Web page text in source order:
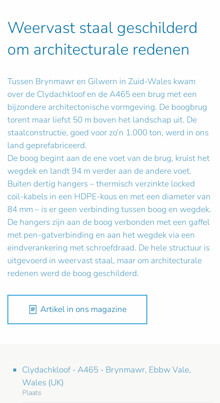
Weervast staal geschilderd
om architecturale redenen
Tussen Brynmawr en Gilwern in Zuid-Wales kwam
over de Clydachkloof en de A465 een brug met een
bijzondere architectonische vormgeving. De boogbrug
torent maar liefst 50 m boven het landschap uit. De
staalconstructie, goed voor zo’n 1.000 ton, werd in ons
land geprefabriceerd.
De boog begint aan de ene voet van de brug, kruist het
wegdek en landt 94 m verder aan de andere voet.
Buiten dertig hangers – thermisch verzinkte locked
coil-kabels in een HDPE-kous en met een diameter van
84 mm – is er geen verbinding tussen boog en wegdek.
De hangers zijn aan de boog verbonden met een gaffel
met pen-gatverbinding en aan het wegdek via een
eindverankering met schroefdraad. De hele structuur is
uitgevoerd in weervast staal, maar om architecturale
redenen werd de boog geschilderd.
Artikel in ons magazine
Clydachkloof - A465 - Brynmawr, Ebbw Vale,
Wales (UK)
Plaats